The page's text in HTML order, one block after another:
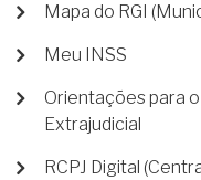
Mapa do RGI
Meu INSS
Orientações para
Extrajudicial
RCPJ Digital